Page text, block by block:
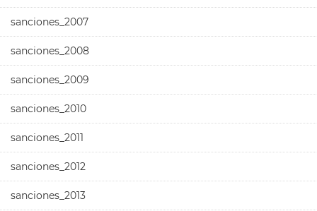
sanciones_2007
sanciones_2008
sanciones_2009
sanciones_2010
sanciones_2011
sanciones_2012
sanciones_2013